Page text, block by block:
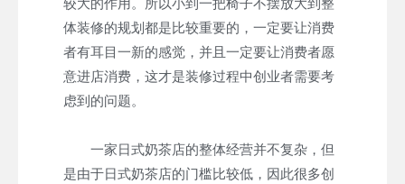
较大的作用。所以小到一把椅子不摆放大到整
体装修的规划都是比较重要的，一定要让消费
者有耳目一新的感觉，并且一定要让消费者愿
意进店消费，这才是装修过程中创业者需要考
虑到的问题。
一家日式奶茶店的整体经营并不复杂，但
是由于日式奶茶店的门槛比较低，因此很多创